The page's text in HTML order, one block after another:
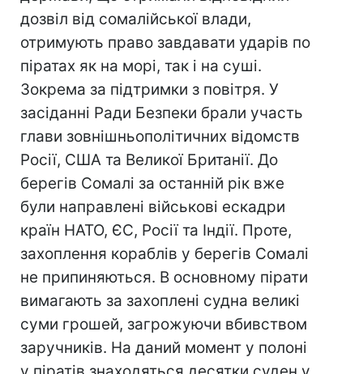
дозвіл від сомалійської влади,
отримують право завдавати ударів по
піратах як на морі, так і на суші.
Зокрема за підтримки з повітря. У
засіданні Ради Безпеки брали участь
глави зовнішньополітичних відомств
Росії, США та Великої Британії. До
берегів Сомалі за останній рік вже
були направлені військові ескадри
країн НАТО, ЄС, Росії та Індії. Проте,
захоплення кораблів у берегів Сомалі
не припиняються. В основному пірати
вимагають за захоплені судна великі
суми грошей, загрожуючи вбивством
заручників. На даний момент у полоні